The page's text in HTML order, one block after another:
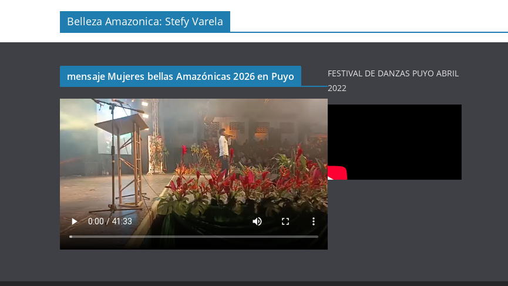
Belleza Amazonica: Stefy Varela
mensaje Mujeres bellas Amazónicas 2026 en Puyo
FESTIVAL DE DANZAS PUYO ABRIL
2022